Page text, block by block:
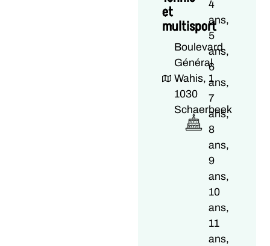
et
multisport
Boulevard
Général
Wahis, 1
1030
Schaerbeek
4
ans,
5
ans,
6
ans,
7
ans,
8
ans,
9
ans,
10
ans,
11
ans,